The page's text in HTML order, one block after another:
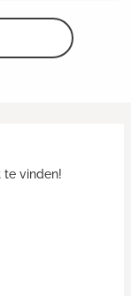
te vinden!